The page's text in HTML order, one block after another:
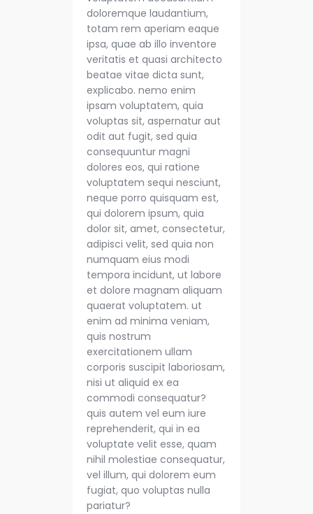
doloremque laudantium,
totam rem aperiam eaque
ipsa, quae ab illo inventore
veritatis et quasi architecto
beatae vitae dicta sunt,
explicabo. nemo enim
ipsam voluptatem, quia
voluptas sit, aspernatur aut
odit aut fugit, sed quia
consequuntur magni
dolores eos, qui ratione
voluptatem sequi nesciunt,
neque porro quisquam est,
qui dolorem ipsum, quia
dolor sit, amet, consectetur,
adipisci velit, sed quia non
numquam eius modi
tempora incidunt, ut labore
et dolore magnam aliquam
quaerat voluptatem. ut
enim ad minima veniam,
quis nostrum
exercitationem ullam
corporis suscipit laboriosam,
nisi ut aliquid ex ea
commodi consequatur?
quis autem vel eum iure
reprehenderit, qui in ea
voluptate velit esse, quam
nihil molestiae consequatur,
vel illum, qui dolorem eum
fugiat, quo voluptas nulla
pariatur?